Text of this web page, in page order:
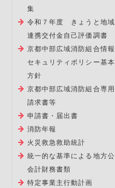
集
令和７年度 きょうと地域
連携交付金自己評価調書
京都中部広域消防組合情報
セキュリティポリシー基本
方針
京都中部広域消防組合専用
請求書等
申請書・届出書
消防年報
火災救急救助統計
統一的な基準による地方公
会計財務書類
特定事業主行動計画